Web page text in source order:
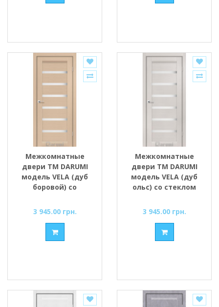
Межкомнатные
двери ТМ DARUMI
модель VELA (дуб
боровой) со
3 945.00 грн.
Межкомнатные
двери ТМ DARUMI
модель VELA (дуб
ольс) со стеклом
3 945.00 грн.